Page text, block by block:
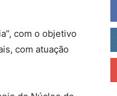
com o objetivo
com atuação